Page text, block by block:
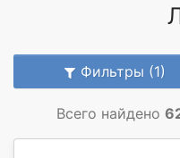
Фильтры (1)
Всего найдено